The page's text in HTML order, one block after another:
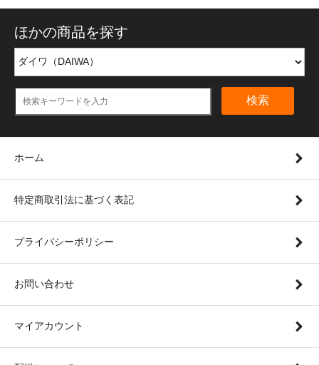
ほかの商品を探す
検索
ホーム
特定商取引法に基づく表記
プライバシーポリシー
お問い合わせ
マイアカウント